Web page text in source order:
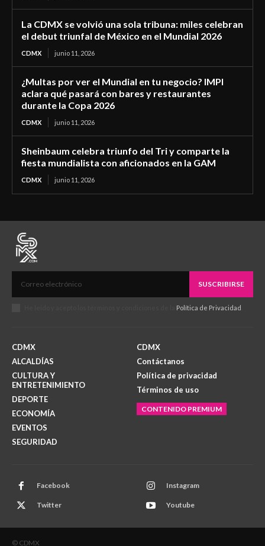
La CDMX se volvió una sola tribuna: miles celebran
el debut triunfal de México en el Mundial 2026
CDMX junio 11, 2026
¿Multas por ver el Mundial en tu negocio? IMPI
aclara qué pasará con bares y restaurantes
durante la Copa 2026
CDMX junio 11, 2026
Sheinbaum celebra triunfo del Tri y comparte la
fiesta mundialista con aficionados en la GAM
CDMX junio 11, 2026
SUSCRIBIRSE
Política de Privacidad
CDMX
ALCALDÍAS
CULTURA Y
ENTRETENIMIENTO
DEPORTE
ECONOMÍA
EVENTOS
SEGURIDAD
CDMX
Contáctanos
Política de privacidad
Términos de uso
CONTENIDO PREMIUM
Facebook Instagram
Twitter Youtube
© CDMX